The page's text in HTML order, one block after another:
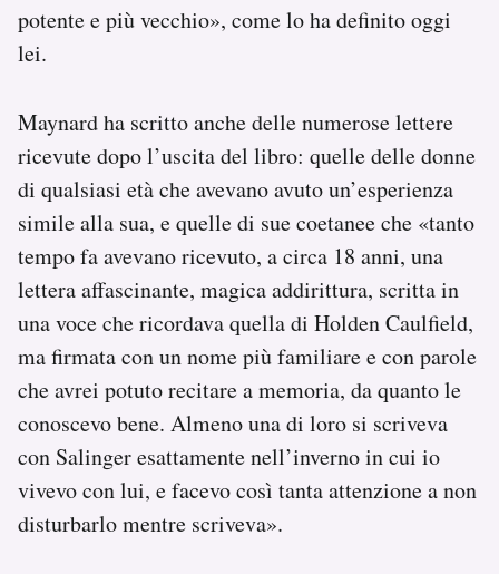
potente e più vecchio», come lo ha definito oggi
lei.
Maynard ha scritto anche delle numerose lettere
ricevute dopo l’uscita del libro: quelle delle donne
di qualsiasi età che avevano avuto un’esperienza
simile alla sua, e quelle di sue coetanee che «tanto
tempo fa avevano ricevuto, a circa 18 anni, una
lettera affascinante, magica addirittura, scritta in
una voce che ricordava quella di Holden Caulfield,
ma firmata con un nome più familiare e con parole
che avrei potuto recitare a memoria, da quanto le
conoscevo bene. Almeno una di loro si scriveva
con Salinger esattamente nell’inverno in cui io
vivevo con lui, e facevo così tanta attenzione a non
disturbarlo mentre scriveva».